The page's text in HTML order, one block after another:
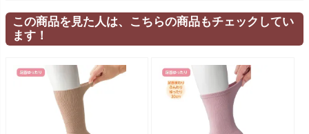
この商品を見た人は、こちらの商品もチェックしてい
ます！